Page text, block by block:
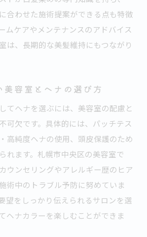
合わせた施術提案ができる点も特徴
ムケアやメンテナンスのアドバイス
は、長期的な美髪維持にもつながり
美容室とヘナの選び方
てヘナを選ぶには、美容室の配慮と
可欠です。具体的には、パッチテス
高純度ヘナの使用、頭皮保護のため
れます。札幌市中央区の美容室で
ウンセリングやアレルギー歴のヒア
術中のトラブル予防に努めていま
望をしっかり伝えられるサロンを選
ヘナカラーを楽しむことができま